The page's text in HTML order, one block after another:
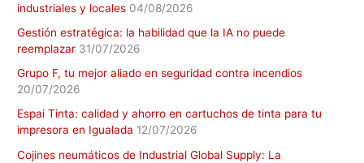
industriales y locales 04/08/2026
Gestión estratégica: la habilidad que la IA no puede
reemplazar 31/07/2026
Grupo F, tu mejor aliado en seguridad contra incendios
20/07/2026
Espai Tinta: calidad y ahorro en cartuchos de tinta para tu
impresora en Igualada 12/07/2026
Cojines neumáticos de Industrial Global Supply: La